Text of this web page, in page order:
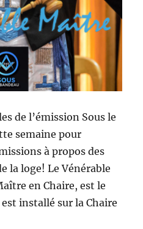
de l’émission Sous le
semaine pour
à propos des
la loge! Le Vénérable
en Chaire, est le
installé sur la Chaire